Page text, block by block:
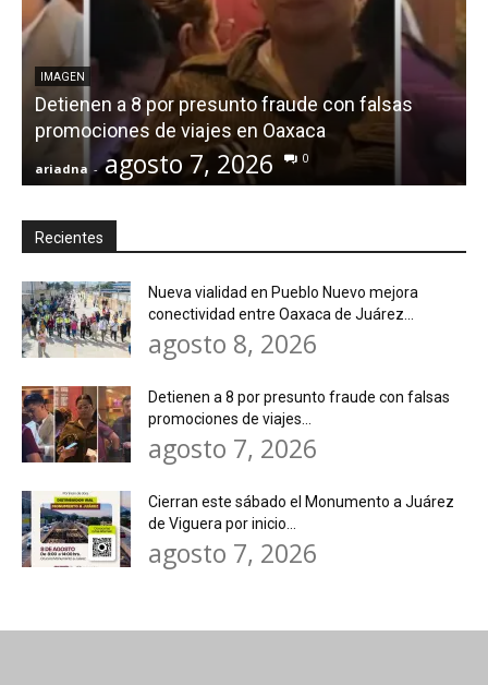
IMAGEN
Detienen a 8 por presunto fraude con falsas
promociones de viajes en Oaxaca
ariadna - agosto 7, 2026 0
Recientes
Nueva vialidad en Pueblo Nuevo mejora
conectividad entre Oaxaca de Juárez...
agosto 8, 2026
Detienen a 8 por presunto fraude con falsas
promociones de viajes...
agosto 7, 2026
Cierran este sábado el Monumento a Juárez
de Viguera por inicio...
agosto 7, 2026